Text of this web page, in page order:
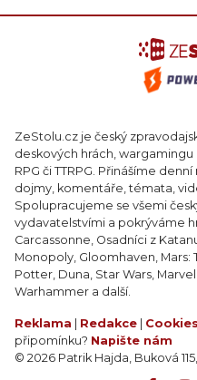
ZeStolu.cz je český
deskových hrách,
RPG či TTRPG. Přinášíme
dojmy, komentáře, témata,
Spolupracujeme se všemi
vydavatelstvími a pokrýváme
Carcassonne, Osadníci z
Monopoly, Gloomhaven,
Potter, Duna, Star Wars,
Warhammer a další.
Reklama Redakce Cookies
připomínku? Napište nám
© 2026 Patrik Hajda, Buková